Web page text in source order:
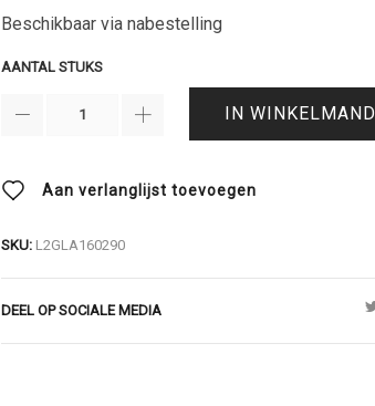
Beschikbaar via nabestelling
AANTAL STUKS
IN WINKELMAND
Aan verlanglijst toevoegen
SKU: L2GLA160290
DEEL OP SOCIALE MEDIA